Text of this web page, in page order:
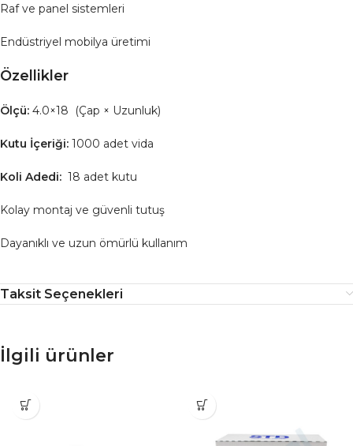
Raf ve panel sistemleri
Endüstriyel mobilya üretimi
Özellikler
Ölçü: 4.0×18 (Çap × Uzunluk)
Kutu İçeriği: 1000 adet vida
Koli Adedi: 18 adet kutu
Kolay montaj ve güvenli tutuş
Dayanıklı ve uzun ömürlü kullanım
Taksit Seçenekleri
İlgili ürünler